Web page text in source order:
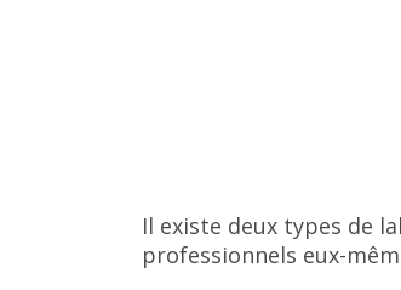
Il existe deux types de
professionnels eux-